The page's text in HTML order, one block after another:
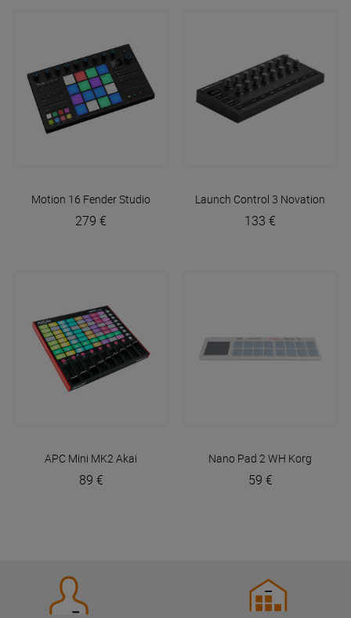
Motion 16 Fender Studio
279 €
Launch Control 3 Novation
133 €
APC Mini MK2 Akai
89 €
Nano Pad 2 WH Korg
59 €